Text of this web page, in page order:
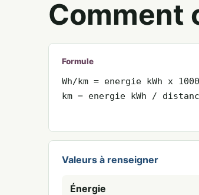
Comment
Formule
Wh/km = energie kWh x
km = energie kWh /
Valeurs à renseigner
Énergie